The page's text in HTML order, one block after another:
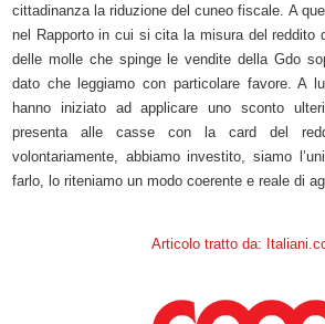
cittadinanza la riduzione del cuneo fiscale. A
nel Rapporto in cui si cita la misura del reddito
delle molle che spinge le vendite della Gdo
dato che leggiamo con particolare favore. A
hanno iniziato ad applicare uno sconto
presenta alle casse con la card del
volontariamente, abbiamo investito, siamo
farlo, lo riteniamo un modo coerente e reale di
Articolo tratto da: